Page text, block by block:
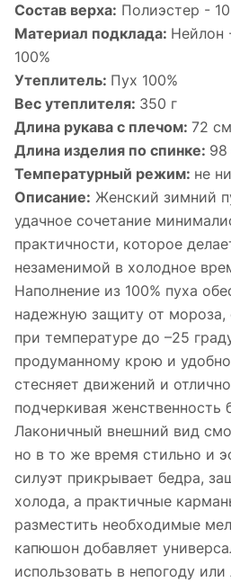
Состав верха: Полиэстер -
Материал подклада: Нейлон
100%
Утеплитель: Пух 100%
Вес утеплителя: 350 г
Длина рукава с плечом: 72 см
Длина изделия по спинке:
Температурный режим: не
Описание: Женский зимний
удачное сочетание
практичности, которое
незаменимой в холодное
Наполнение из 100% пуха
надежную защиту от мороза,
при температуре до –25
продуманному крою и
стесняет движений и
подчеркивая женственность
Лаконичный внешний вид
но в то же время стильно и
силуэт прикрывает бедра,
холода, а практичные
разместить необходимые
капюшон добавляет
использовать в непогоду или